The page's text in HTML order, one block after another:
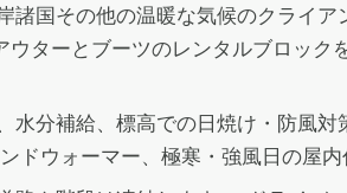
諸国その他の温暖な気候のクライ
ウターとブーツのレンタルブロッ
水分補給、標高での日焼け・防風
ドウォーマー、極寒・強風日の屋内